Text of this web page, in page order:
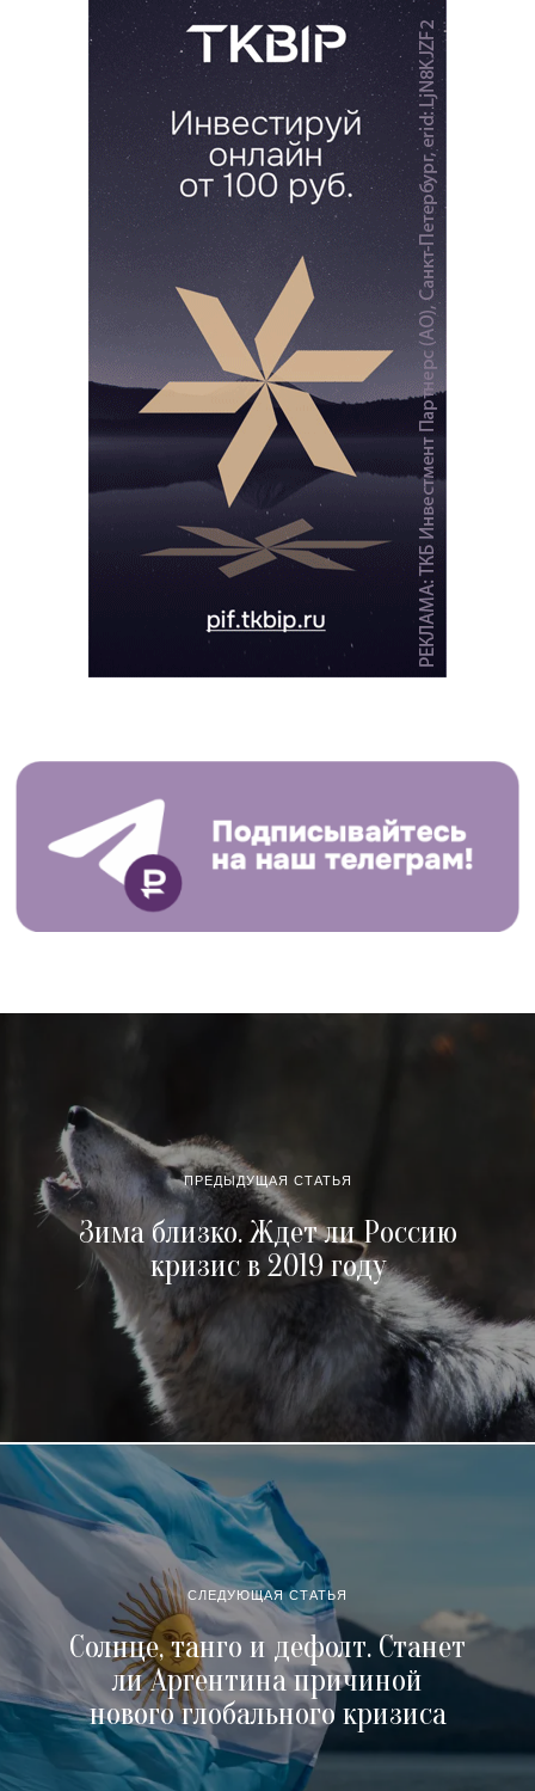
ПРЕДЫДУЩАЯ СТАТЬЯ
Зима близко. Ждет ли Россию
кризис в 2019 году
СЛЕДУЮЩАЯ СТАТЬЯ
Солнце, танго и дефолт. Станет
ли Аргентина причиной
нового глобального кризиса